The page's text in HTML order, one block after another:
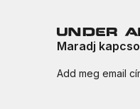
Maradj
Add meg email